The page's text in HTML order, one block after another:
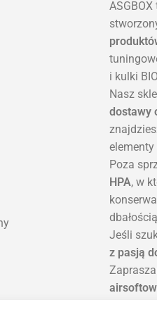
ASGBOX
i kulki BIO
Nasz
dostawy
elementy
Poza
HPA, w
Jeśli
z pasją